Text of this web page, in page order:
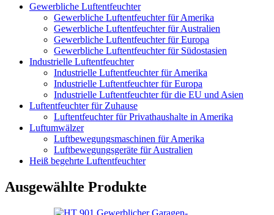
Gewerbliche Luftentfeuchter
Gewerbliche Luftentfeuchter für Amerika
Gewerbliche Luftentfeuchter für Australien
Gewerbliche Luftentfeuchter für Europa
Gewerbliche Luftentfeuchter für Südostasien
Industrielle Luftentfeuchter
Industrielle Luftentfeuchter für Amerika
Industrielle Luftentfeuchter für Europa
Industrielle Luftentfeuchter für die EU und Asien
Luftentfeuchter für Zuhause
Luftentfeuchter für Privathaushalte in Amerika
Luftumwälzer
Luftbewegungsmaschinen für Amerika
Luftbewegungsgeräte für Australien
Heiß begehrte Luftentfeuchter
Ausgewählte Produkte